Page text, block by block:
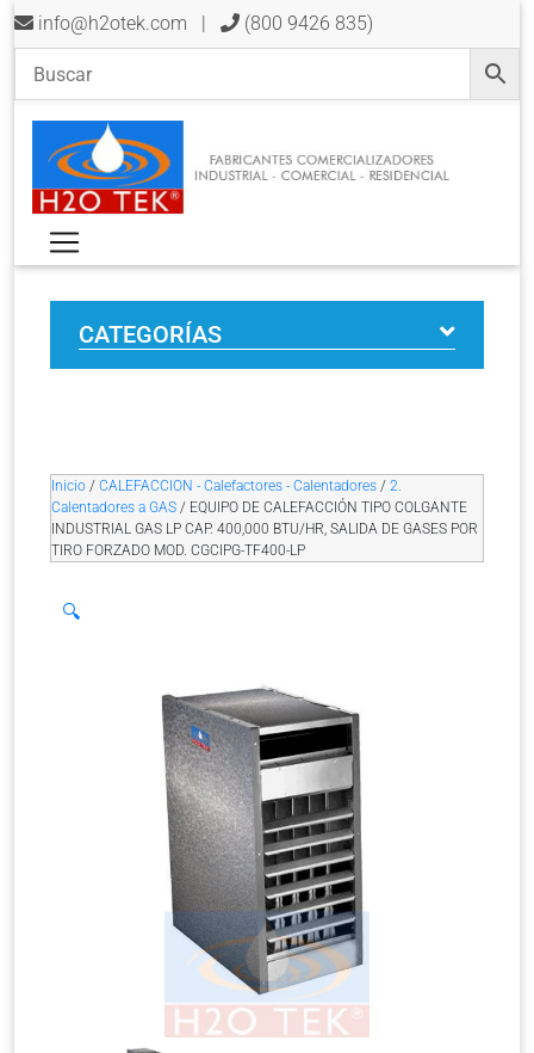
info@h2otek.com | (800 9426 835)
CATEGORÍAS
Inicio / CALEFACCION - Calefactores - Calentadores / 2.
Calentadores a GAS / EQUIPO DE CALEFACCIÓN TIPO COLGANTE
INDUSTRIAL GAS LP CAP. 400,000 BTU/HR, SALIDA DE GASES POR
TIRO FORZADO MOD. CGCIPG-TF400-LP
🔍